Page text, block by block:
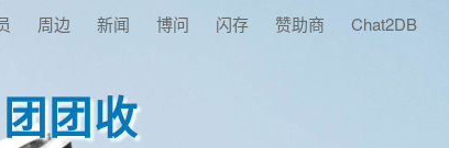
周边 新闻 博问 闪存 赞助商 Chat2DB
团团收